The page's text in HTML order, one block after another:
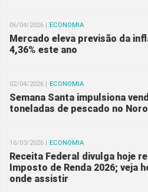
06/04/2026 | ECONOMIA
Mercado eleva previsão da
4,36% este ano
02/04/2026 | ECONOMIA
Semana Santa impulsiona
toneladas de pescado no
16/03/2026 | ECONOMIA
Receita Federal divulga hoje
Imposto de Renda 2026; veja
onde assistir